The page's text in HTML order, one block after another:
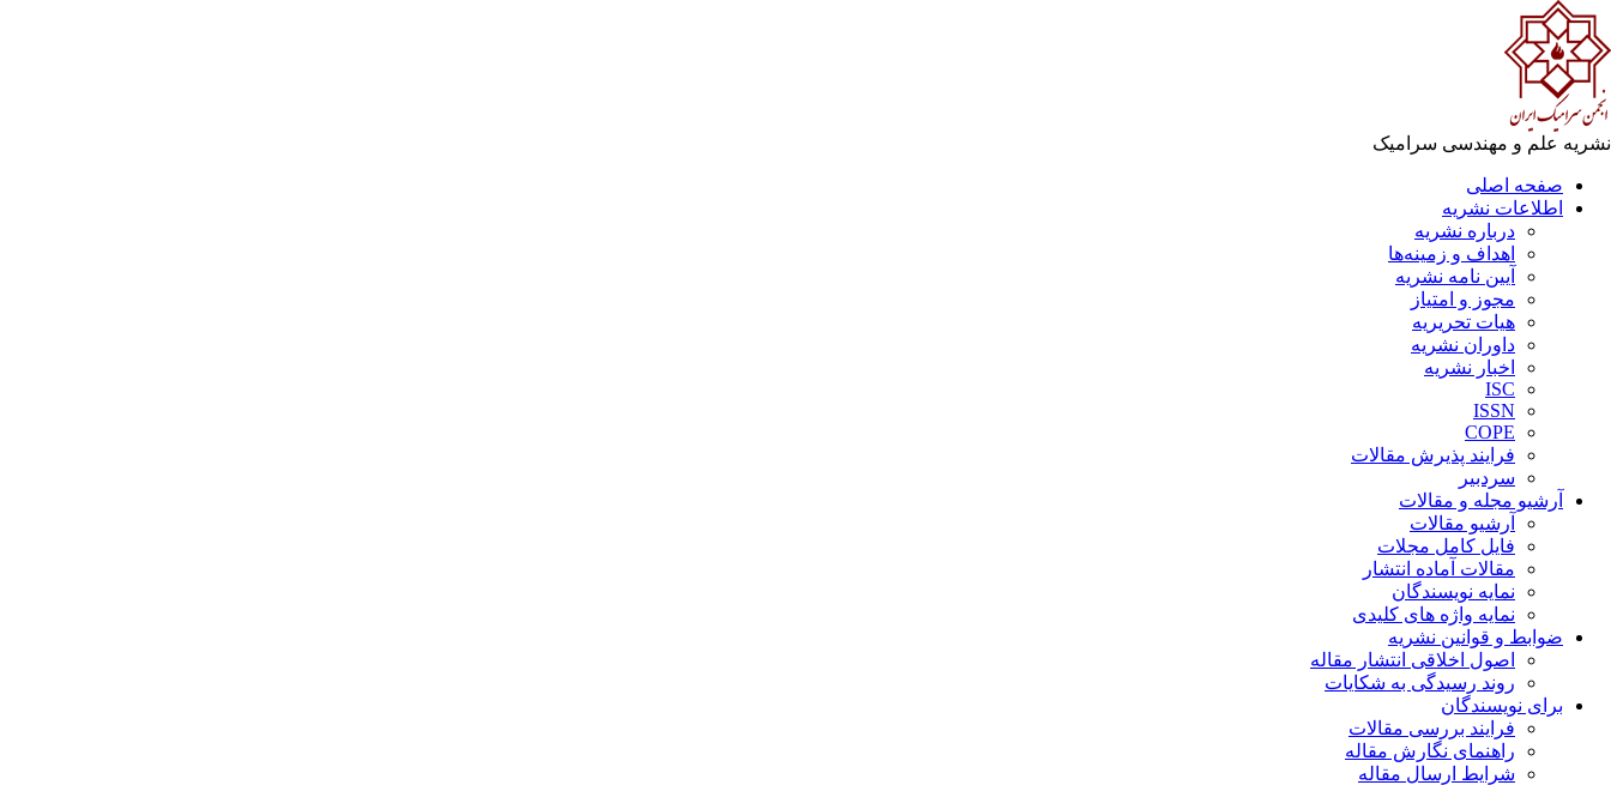
نشریه علم و مهندسی سرامیک
صفحه اصلی
اطلاعات نشریه
درباره نشریه
اهداف و زمینه‌ها
آیین نامه نشریه
مجوز و امتیاز
هیات تحریریه
داوران نشریه
اخبار نشریه
ISC
ISSN
COPE
فرایند پذیرش مقالات
سردبیر
آرشیو مجله و مقالات
آرشیو مقالات
فایل کامل مجلات
مقالات آماده انتشار
نمایه نویسندگان
نمایه واژه های کلیدی
ضوابط و قوانین نشریه
اصول اخلاقی انتشار مقاله
روند رسیدگی به شکایات
برای نویسندگان
فرایند بررسی مقالات
راهنمای نگارش مقاله
شرایط ارسال مقاله